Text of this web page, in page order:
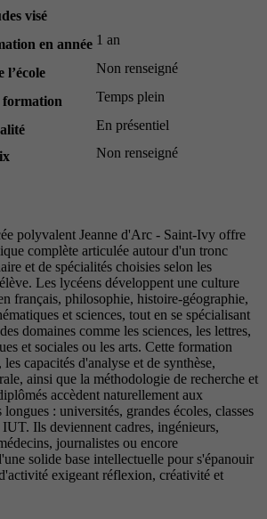
visé
en année 1 an
l’école Non renseigné
formation Temps plein
En présentiel
Non renseigné
polyvalent Jeanne d'Arc - Saint-Ivy offre
complète articulée autour d'un tronc
et de spécialités choisies selon les
Les lycéens développent une culture
français, philosophie, histoire-géographie,
et sciences, tout en se spécialisant
domaines comme les sciences, les lettres,
et sociales ou les arts. Cette formation
capacités d'analyse et de synthèse,
ainsi que la méthodologie de recherche et
accèdent naturellement aux
: universités, grandes écoles, classes
Ils deviennent cadres, ingénieurs,
journalistes ou encore
solide base intellectuelle pour s'épanouir
exigeant réflexion, créativité et